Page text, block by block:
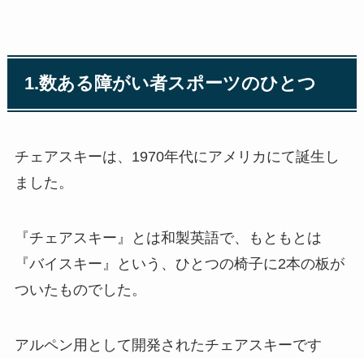
1.数ある障がい者スポーツのひとつ
チェアスキーは、1970年代にアメリカにて誕生し
ました。
『チェアスキー』とは和製英語で、もともとは
『バイスキー』という、ひとつの椅子に2本の板が
ついたものでした。
アルペン用として開発されたチェアスキーです